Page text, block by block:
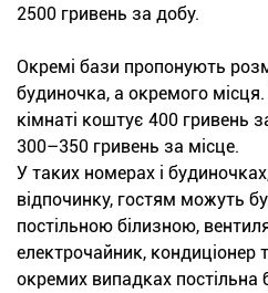
2500 гривень за добу.
Окремі бази пропонують
будиночка, а окремого
кімнаті коштує 400 гривень
300–350 гривень за місце.
У таких номерах і
відпочинку, гостям можуть
постільною білизною,
електрочайник, кондиціонер
окремих випадках постільна